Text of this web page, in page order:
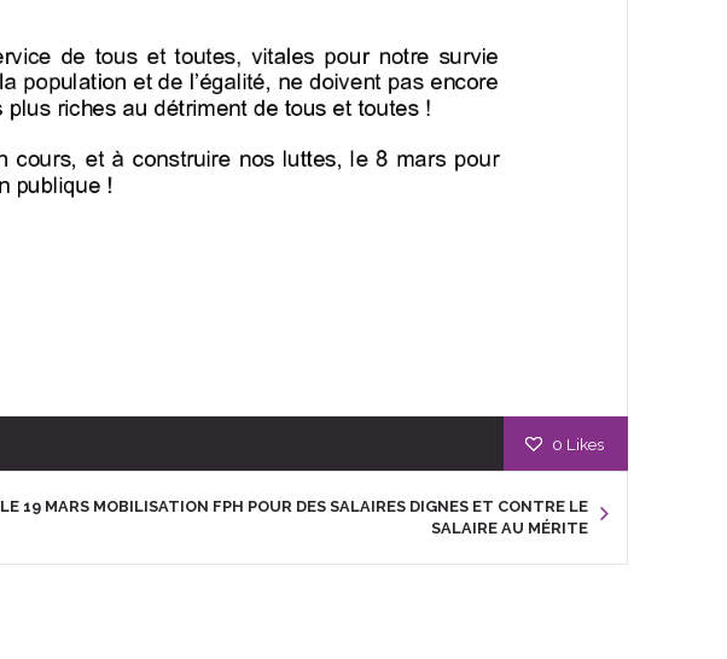
0 Likes
LE 19 MARS MOBILISATION FPH POUR DES SALAIRES DIGNES ET CONTRE LE
SALAIRE AU MÉRITE